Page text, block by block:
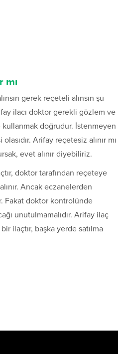
mı
gerek reçeteli alınsın şu
ilacı doktor gerekli gözlem ve
doğrudur. İstenmeyen
Arifay reçetesiz alınır mı
evet alınır diyebiliriz.
doktor tarafından reçeteye
Ancak eczanelerden
Fakat doktor kontrolünde
unutulmamalıdır. Arifay ilaç
ilaçtır, başka yerde satılma